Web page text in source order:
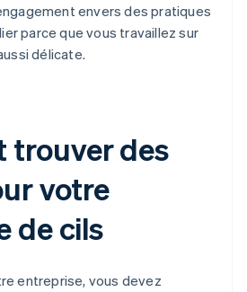
envers des pratiques
parce que vous travaillez sur
délicate.
trouver des
votre
de cils
entreprise, vous devez